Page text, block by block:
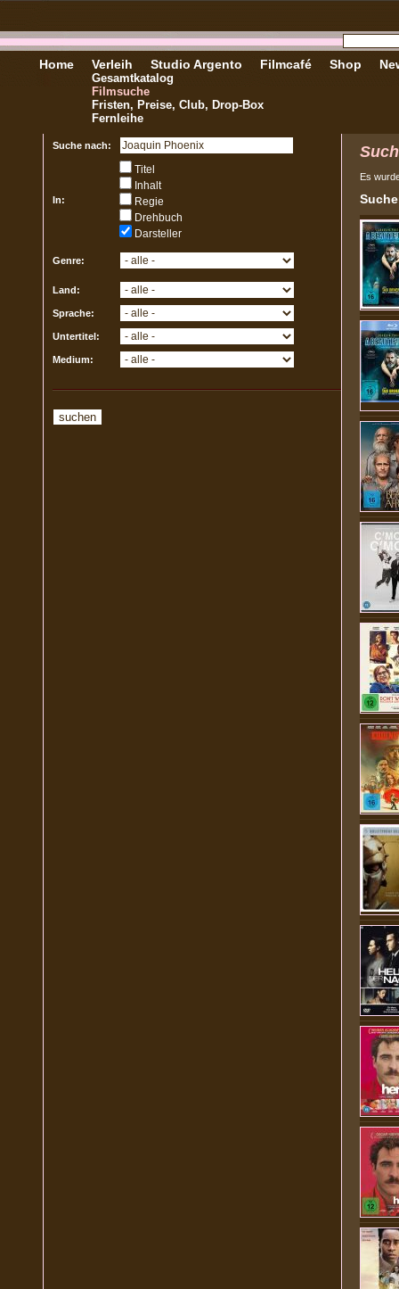
Home Verleih
Gesamtkatalog
Filmsuche
Fristen, Preise, Club, Drop-Box
Fernleihe
Studio Argento Filmcafé Shop
Suche nach:
In:
Titel
Inhalt
Regie
Drehbuch
Darsteller
Genre:
Land:
Sprache:
Untertitel:
Medium:
Es